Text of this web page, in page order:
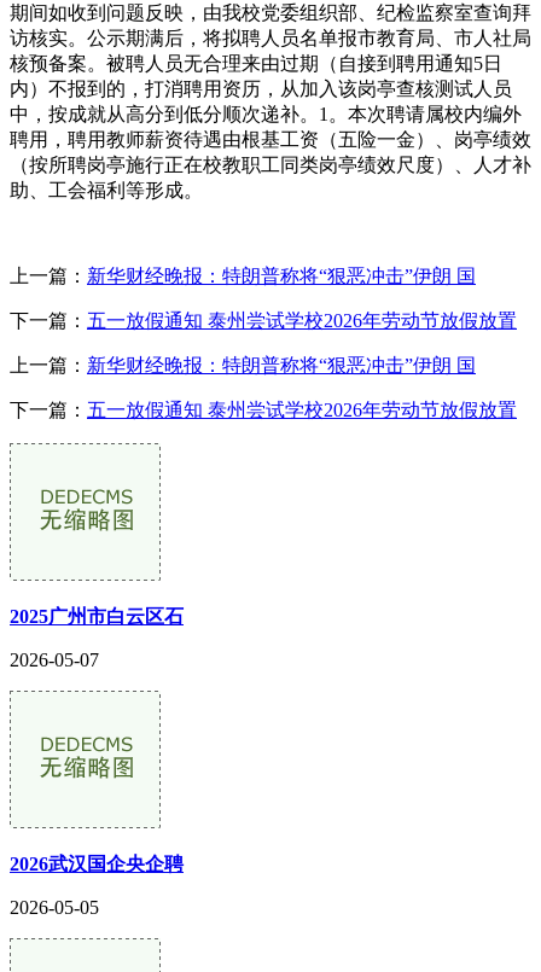
期间如收到问题反映，由我校党委组织部、纪检监察室查询拜
访核实。公示期满后，将拟聘人员名单报市教育局、市人社局
核预备案。被聘人员无合理来由过期（自接到聘用通知5日
内）不报到的，打消聘用资历，从加入该岗亭查核测试人员
中，按成就从高分到低分顺次递补。1。本次聘请属校内编外
聘用，聘用教师薪资待遇由根基工资（五险一金）、岗亭绩效
（按所聘岗亭施行正在校教职工同类岗亭绩效尺度）、人才补
助、工会福利等形成。
上一篇： 新华财经晚报：特朗普称将“狠恶冲击”伊朗 国
下一篇： 五一放假通知 泰州尝试学校2026年劳动节放假放置
上一篇： 新华财经晚报：特朗普称将“狠恶冲击”伊朗 国
下一篇： 五一放假通知 泰州尝试学校2026年劳动节放假放置
2025广州市白云区石
2026-05-07
2026武汉国企央企聘
2026-05-05